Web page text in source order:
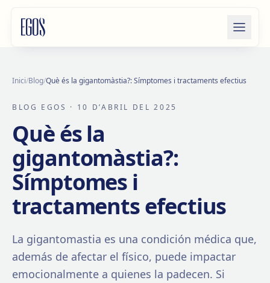
Inici/Blog/Què és la gigantomàstia?: Símptomes i tractaments efectius
BLOG EGOS · 10 D’ABRIL DEL 2025
Què és la
gigantomàstia?:
Símptomes i
tractaments efectius
La gigantomastia es una condición médica que,
además de afectar el físico, puede impactar
emocionalmente a quienes la padecen. Si